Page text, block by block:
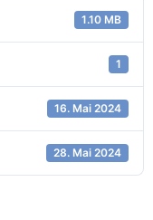
1.10 MB
1
16. Mai 2024
28. Mai 2024